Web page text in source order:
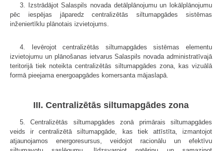
3. Izstrādājot Salaspils novada detālplānojumu un lokālplānojumu
pēc iespējas jāparedz centralizētās siltumapgādes sistēmas
inženiertīklu plānotais izvietojums.
4. Ievērojot centralizētās siltumapgādes sistēmas elementu
izvietojumu un plānošanas ietvarus Salaspils novada administratīvajā
teritorijā tiek noteikta centralizētās siltumapgādes zona, kas vizuālā
formā pieejama energoapgādes komersanta mājaslapā.
III. Centralizētās siltumapgādes zona
5. Centralizētās siltumapgādes zonā primārais siltumapgādes
veids ir centralizētā siltumapgāde, kas tiek attīstīta, izmantojot
atjaunojamos energoresursus, veidojot racionālu un efektīvu